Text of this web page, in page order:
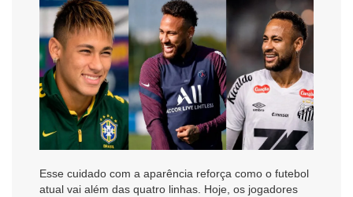
Esse cuidado com a aparência reforça como o futebol
atual vai além das quatro linhas. Hoje, os jogadores